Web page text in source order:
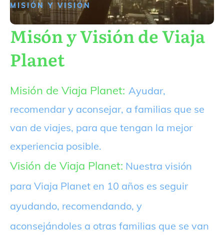
MISIÓN Y VISIÓN
Misón y Visión de Viaja
Planet
Misión de Viaja Planet: Ayudar,
recomendar y aconsejar, a familias que se
van de viajes, para que tengan la mejor
experiencia posible.
Visión de Viaja Planet: Nuestra visión
para Viaja Planet en 10 años es seguir
ayudando, recomendando, y
aconsejándoles a otras familias que se van